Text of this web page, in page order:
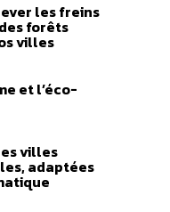
les freins
forêts
villes
et l’éco-
villes
adaptées